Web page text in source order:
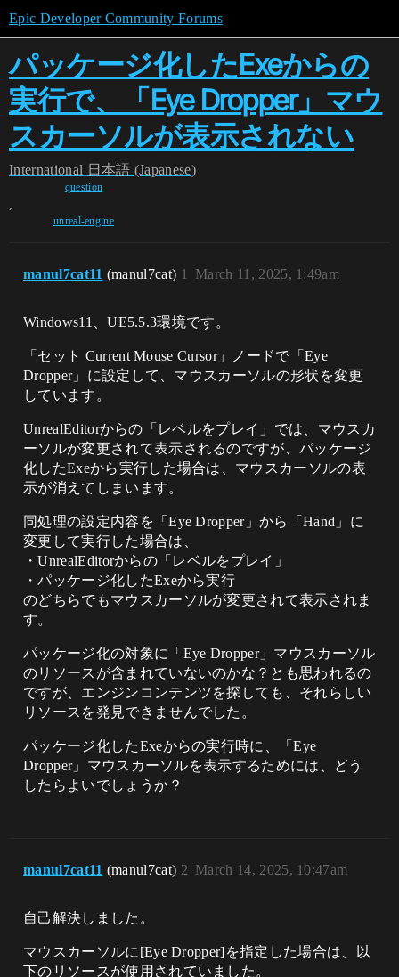
Epic Developer Community Forums
パッケージ化したExeからの
実行で、「Eye Dropper」マウ
スカーソルが表示されない
International 日本語 (Japanese)
question
,
unreal-engine
manul7cat11 (manul7cat) March 11, 2025, 1:49am
1
Windows11、UE5.5.3環境です。
「セット Current Mouse Cursor」ノードで「Eye
Dropper」に設定して、マウスカーソルの形状を変更
しています。
UnrealEditorからの「レベルをプレイ」では、マウスカ
ーソルが変更されて表示されるのですが、パッケージ
化したExeから実行した場合は、マウスカーソルの表
示が消えてしまいます。
同処理の設定内容を「Eye Dropper」から「Hand」に
変更して実行した場合は、
・UnrealEditorからの「レベルをプレイ」
・パッケージ化したExeから実行
のどちらでもマウスカーソルが変更されて表示されま
す。
パッケージ化の対象に「Eye Dropper」マウスカーソル
のリソースが含まれていないのかな？とも思われるの
ですが、エンジンコンテンツを探しても、それらしい
リソースを発見できませんでした。
パッケージ化したExeからの実行時に、「Eye
Dropper」マウスカーソルを表示するためには、どう
したらよいでしょうか？
manul7cat11 (manul7cat) March 14, 2025, 10:47am
2
自己解決しました。
マウスカーソルに[Eye Dropper]を指定した場合は、以
下のリソースが使用されていました。